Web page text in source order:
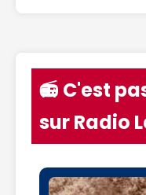
📻 C'est
sur Radio